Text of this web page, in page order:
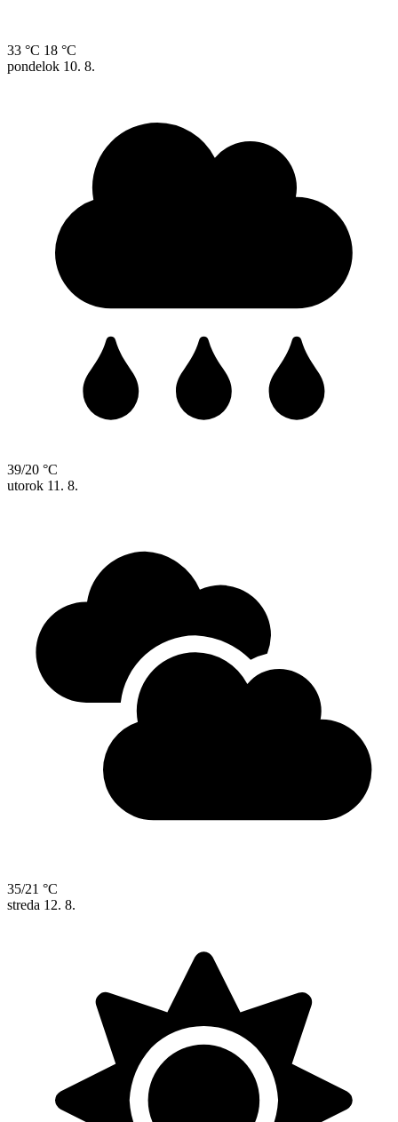
33 °C 18 °C
pondelok 10. 8.
39/20 °C
utorok 11. 8.
35/21 °C
streda 12. 8.